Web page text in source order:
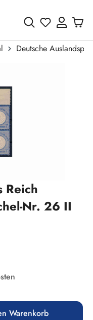
Du hast 0
Deutsche
Reich
Nr. 26 II
Wert
Warenkorb